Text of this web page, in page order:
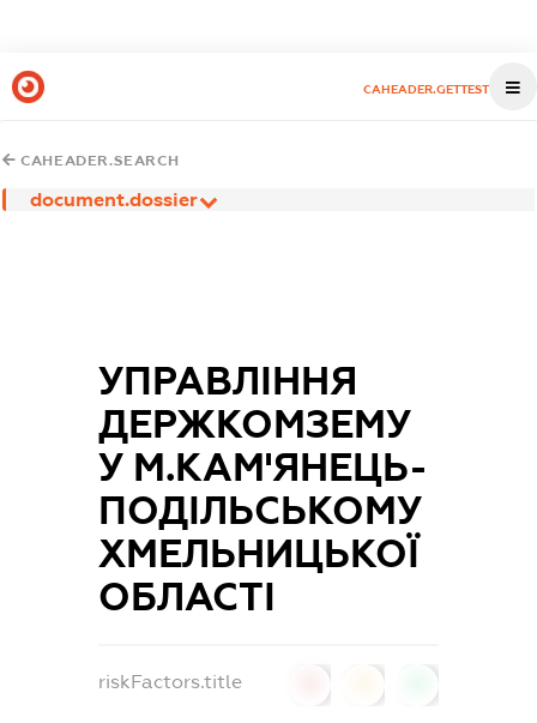
CAHEADER.GETTEST
CAHEADER.SEARCH
document.dossier
УПРАВЛІННЯ
ДЕРЖКОМЗЕМУ
У М.КАМ'ЯНЕЦЬ-
ПОДІЛЬСЬКОМУ
ХМЕЛЬНИЦЬКОЇ
ОБЛАСТІ
riskFactors.title